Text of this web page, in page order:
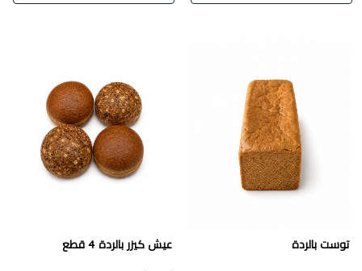
توست بالردة عيش كيزر بالردة 4 قطع